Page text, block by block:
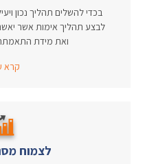
בכדי להשלים תהליך נכון
לבצע תהליך אימות אשר
ואת מידת התאמתה
קרא
לצמוח